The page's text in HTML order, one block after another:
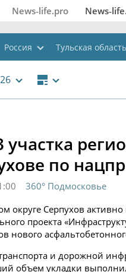
News‑life.pro
Россия Тульская область
участка
по
360° Подмосковье
округе Серпухов
проекта
нового
и дорожной
объем укладки